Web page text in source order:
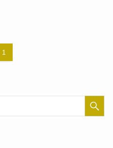
1